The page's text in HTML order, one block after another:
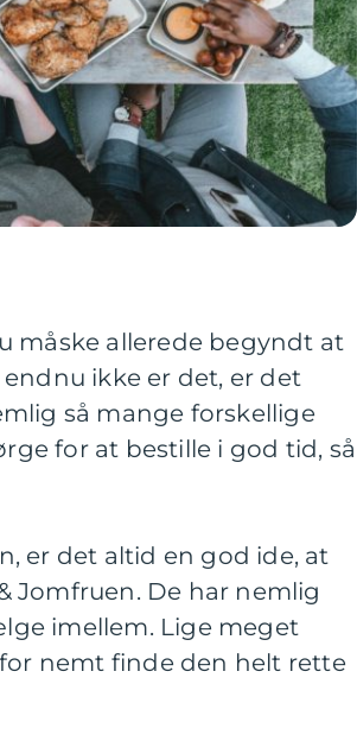
måske allerede begyndt at
endnu ikke er det, er det
så mange forskellige
for at bestille i god tid, så
er det altid en god ide, at
Jomfruen. De har nemlig
imellem. Lige meget
nemt finde den helt rette